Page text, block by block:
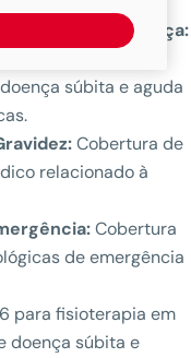
Acidente ou Doença:
médicas em
súbita e aguda
Cobertura de
relacionado à
Cobertura
de emergência
para fisioterapia em
doença súbita e